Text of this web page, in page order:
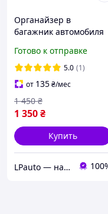
Органайзер в
багажник автомобиля
синей нитью
Готово к отправке
5.0 (1)
от 135 ₴/мес
1 350 ₴
1 450 ₴
Купить
LPauto — надёжные решения для вашей техники